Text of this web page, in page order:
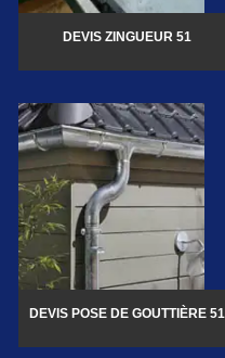
DEVIS ZINGUEUR 51
DEVIS POSE DE GOUTTIÈRE 51